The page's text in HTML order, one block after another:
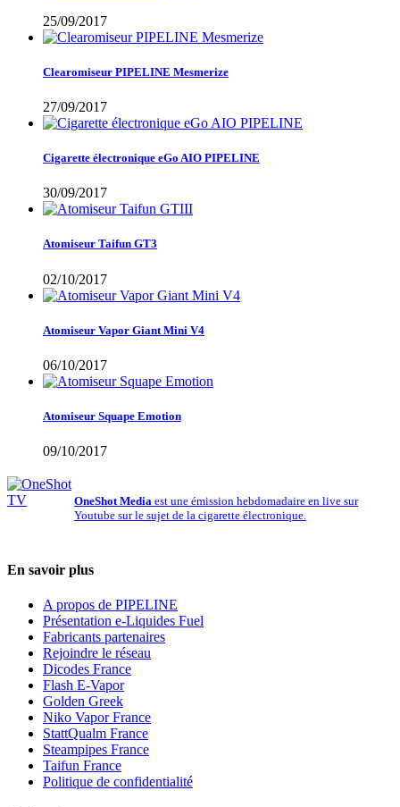
25/09/2017
Clearomiseur PIPELINE Mesmerize
27/09/2017
Cigarette électronique eGo AIO PIPELINE
30/09/2017
Atomiseur Taifun GT3
02/10/2017
Atomiseur Vapor Giant Mini V4
06/10/2017
Atomiseur Squape Emotion
09/10/2017
OneShot Media est une émission hebdomadaire en live sur
Youtube sur le sujet de la cigarette électronique.
En savoir plus
A propos de PIPELINE
Présentation e-Liquides Fuel
Fabricants partenaires
Rejoindre le réseau
Dicodes France
Flash E-Vapor
Golden Greek
Niko Vapor France
StattQualm France
Steampipes France
Taifun France
Politique de confidentialité